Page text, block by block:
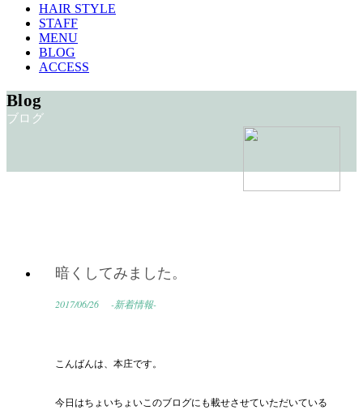
HAIR STYLE
STAFF
MENU
BLOG
ACCESS
Blog
ブログ
暗くしてみました。
2017/06/26 -新着情報-
こんばんは、本庄です。
今日はちょいちょいこのブログにも載せさせていただいている